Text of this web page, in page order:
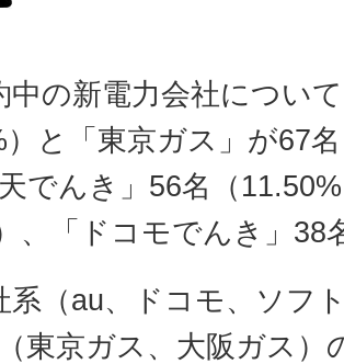
中の新電力会社につい
）と「東京ガス」が67
でんき」56名（
、「ドコモでんき」
系（au、ドコモ、ソフ
東京ガス、大阪ガス